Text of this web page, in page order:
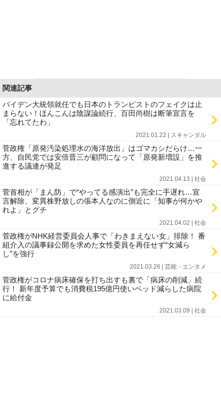
関連記事
バイデン大統領就任でも日本のトランピストのフェイクは止
まらない！ほんこんは陰謀論続行、百田尚樹は断筆宣言を
「忘れてたわ」
2021.01.22 | スキャンダル
菅政権「原発汚染処理水の海洋放出」はゴマカシだらけ…一
方、自民党では安倍晋三が顧問になって「原発新増設」を推
進する議連が発足
2021.04.13 | 社会
菅首相が「まん防」で“やってる感演出”も完全に手遅れ…宣
言解除、変異株野放しの張本人なのに側近に「知事が何かや
れよ」とグチ
2021.04.02 | 社会
菅政権がNHK経営委員会人事で「わきまえない女」排除！ 番
組介入の議事録公開を求めた女性委員を再任せず“女減ら
し”を強行
2021.03.26 | 芸能・エンタメ
菅政権がコロナ病床確保を打ち出すも裏で「病床の削減」続
行！ 新年度予算でも消費税195億円使いベッド減らした病院
に給付金
2021.03.09 | 社会